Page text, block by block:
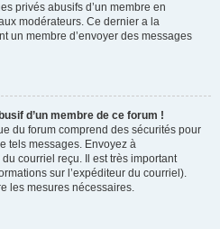
privés abusifs d’un membre en
modérateurs. Ce dernier a la
un membre d’envoyer des messages
d’un membre de ce forum !
du forum comprend des sécurités pour
tels messages. Envoyez à
courriel reçu. Il est très important
sur l’expéditeur du courriel).
les mesures nécessaires.